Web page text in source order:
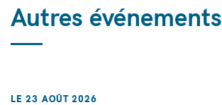
Autres événements
LE 23 AOÛT 2026